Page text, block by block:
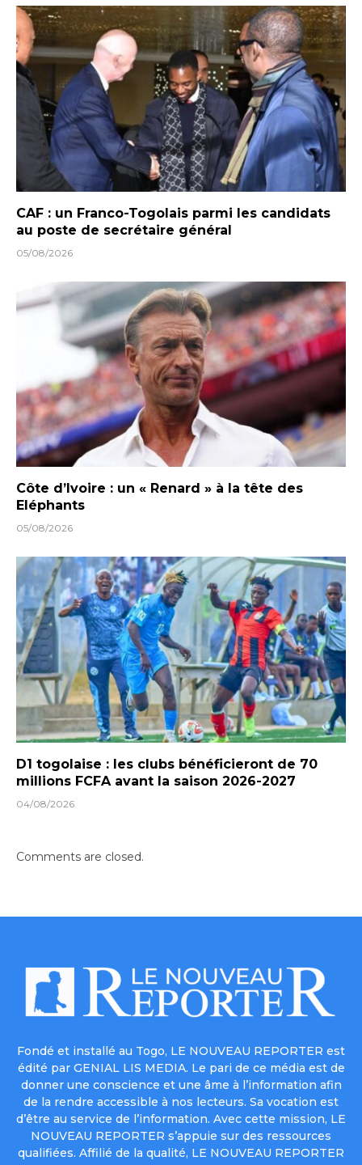
CAF : un Franco-Togolais parmi les candidats
au poste de secrétaire général
05/08/2026
Côte d’Ivoire : un « Renard » à la tête des
Eléphants
05/08/2026
D1 togolaise : les clubs bénéficieront de 70
millions FCFA avant la saison 2026-2027
04/08/2026
Comments are closed.
Fondé et installé au Togo, LE NOUVEAU REPORTER est
édité par GENIAL LIS MEDIA. Le pari de ce média est de
donner une conscience et une âme à l’information afin
de la rendre accessible à nos lecteurs. Sa vocation est
d’être au service de l’information. Avec cette mission, LE
NOUVEAU REPORTER s’appuie sur des ressources
qualifiées. Affilié de la qualité, LE NOUVEAU REPORTER